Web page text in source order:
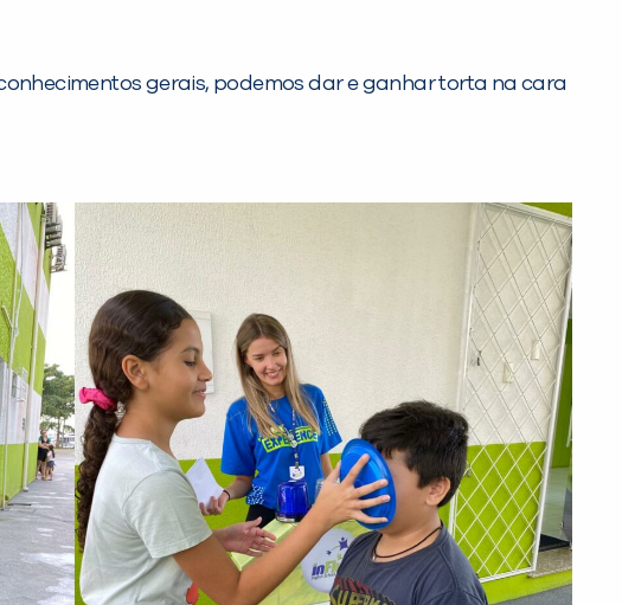
gerais, podemos dar e ganhar torta na cara